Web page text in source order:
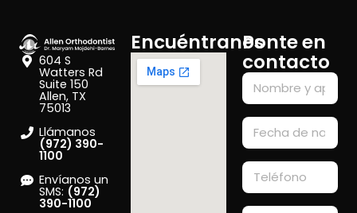
604 S
Watters Rd
Suite 150
Allen, TX
75013
Llámanos
(972) 390-
1100
Envíanos un
SMS: (972)
390-1100
EncuéntranosPonte en
contacto